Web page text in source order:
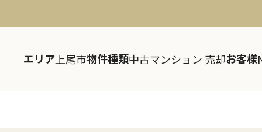
エリア 上尾市物件種類中古マンション 売却お客様